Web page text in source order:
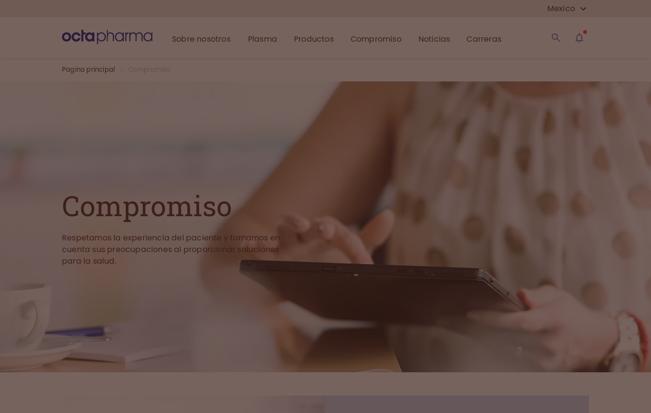
Mexico
Sobre nosotros Plasma Productos Compromiso Noticias Carreras
Pagina principal Compromiso
Compromiso
Respetamos la experiencia del paciente y tomamos en
cuenta sus preocupaciones al proporcionar soluciones
para la salud.